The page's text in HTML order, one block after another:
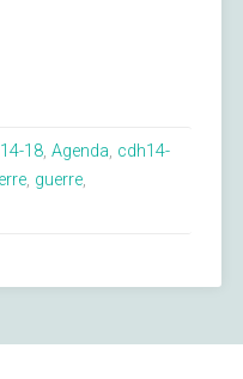
14-18, Agenda, cdh14-
, guerre,